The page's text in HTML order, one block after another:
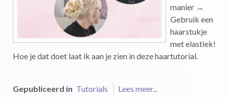
manier →
Gebruik een
haarstukje
met elastiek!
Hoe je dat doet laat ik aan je zien in deze haartutorial.
Gepubliceerd in Tutorials Lees meer...